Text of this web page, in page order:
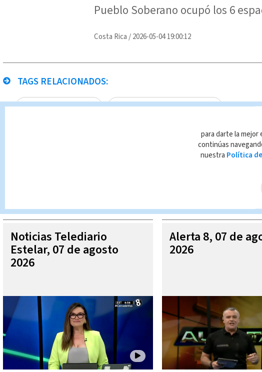
Pueblo Soberano ocupó los 6
Costa Rica /2026-05-04 19:00:12
TAGS RELACIONADOS:
Directorio Legislativo Noticias Telediario En Directo
Queda prohibida la reproducción total o parcial del contenido de esta
MÁS
Noticias Telediario
Estelar, 07 de agosto
2026
Alerta 8, 07 de
2026
para darte la
continúas
nuestra Política